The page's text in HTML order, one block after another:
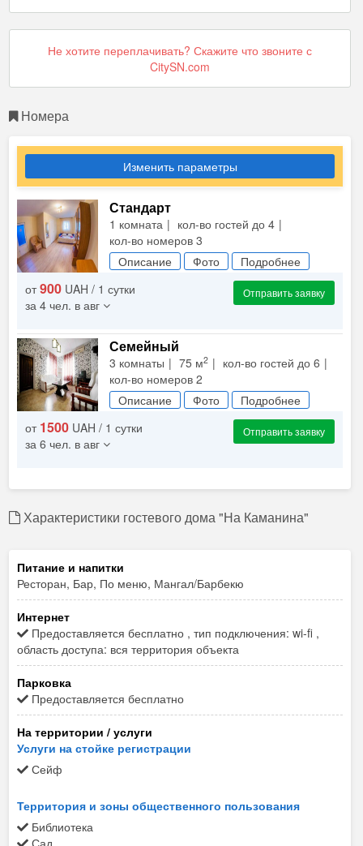
Не хотите переплачивать? Скажите что звоните с
CitySN.com
Номера
Изменить параметры
Стандарт
1 комната
кол-во гостей до 4
кол-во номеров 3
Описание
Фото
Подробнее
от900 UAH / 1 сутки
за 4 чел. в авг
Отправить заявку
Семейный
3 комнаты 75 м2
кол-во гостей до 6
кол-во номеров 2
Описание
Фото
Подробнее
от 1500 UAH / 1 сутки
за 6 чел. в авг
Отправить заявку
Характеристики гостевого дома "На Каманина"
Питание и напитки
Ресторан, Бар, По меню, Мангал/Барбекю
Интернет
Предоставляется бесплатно , тип подключения: wi-fi ,
область доступа: вся территория объекта
Парковка
Предоставляется бесплатно
На территории / услуги
Услуги на стойке регистрации
Сейф
Территория и зоны общественного пользования
Библиотека